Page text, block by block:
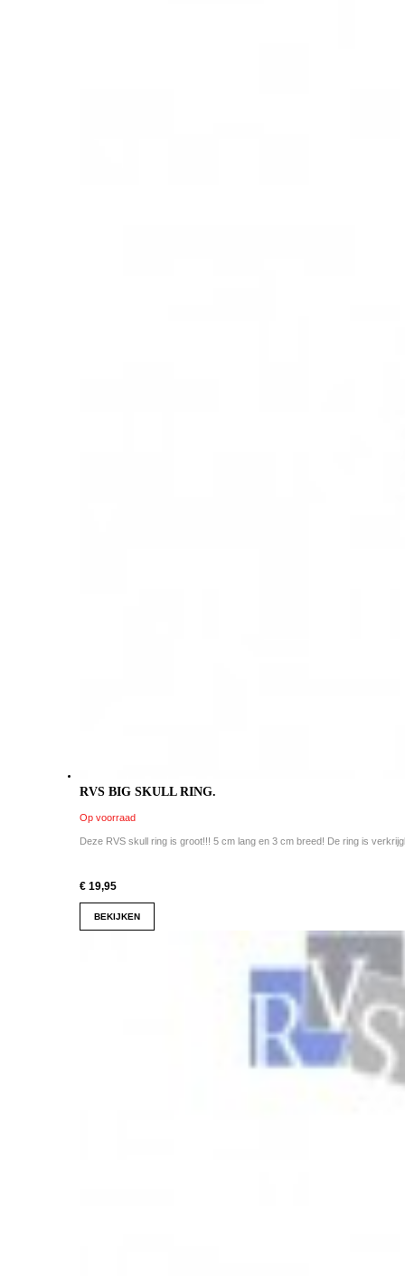
RVS BIG SKULL RING.
Op voorraad
Deze RVS skull ring is groot!!! 5 cm lang en 3 cm breed! De ring is
€ 19,95
BEKIJKEN